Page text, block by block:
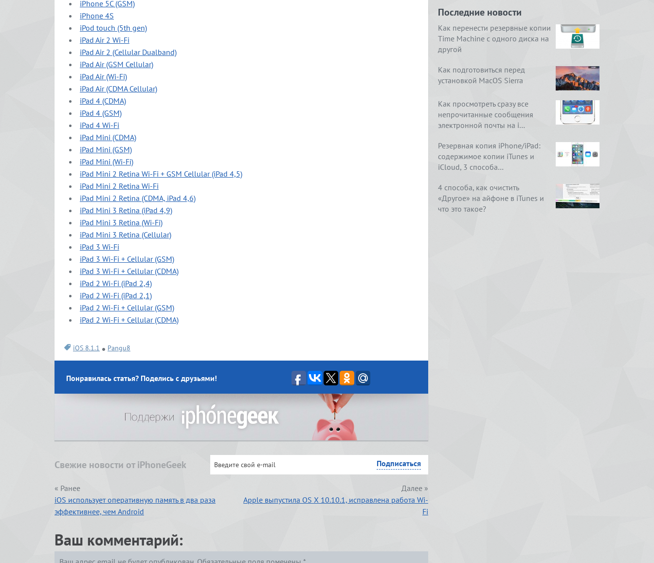
iPhone 5C (GSM)
iPhone 4S
iPod touch (5th gen)
iPad Air 2 Wi-Fi
iPad Air 2 (Cellular Dualband)
iPad Air (GSM Cellular)
iPad Air (Wi-Fi)
iPad Air (CDMA Cellular)
iPad 4 (CDMA)
iPad 4 (GSM)
iPad 4 Wi-Fi
iPad Mini (CDMA)
iPad Mini (GSM)
iPad Mini (Wi-Fi)
iPad Mini 2 Retina Wi-Fi + GSM Cellular (iPad 4,5)
iPad Mini 2 Retina Wi-Fi
iPad Mini 2 Retina (CDMA, iPad 4,6)
iPad Mini 3 Retina (iPad 4,9)
iPad Mini 3 Retina (Wi-Fi)
iPad Mini 3 Retina (Cellular)
iPad 3 Wi-Fi
iPad 3 Wi-Fi + Cellular (GSM)
iPad 3 Wi-Fi + Cellular (CDMA)
iPad 2 Wi-Fi (iPad 2,4)
iPad 2 Wi-Fi (iPad 2,1)
iPad 2 Wi-Fi + Cellular (GSM)
iPad 2 Wi-Fi + Cellular (CDMA)
iOS 8.1.1 Pangu8
Понравилась статья? Поделись с друзьями!
Свежие новости от iPhoneGeek
« Ранее
iOS использует оперативную память в два раза
эффективнее, чем Android
Далее »
Apple выпустила OS X 10.10.1, исправлена работа Wi-
Fi
Ваш комментарий:
Последние новости
Как перенести резервные копии
Time Machine с одного диска на
другой
Как подготовиться перед
установкой MacOS Sierra
Как просмотреть сразу все
непрочитанные сообщения
электронной почты на i…
Резервная копия iPhone/iPad:
содержимое копии iTunes и
iCloud, 3 способа…
4 способа, как очистить
«Другое» на айфоне в iTunes и
что это такое?